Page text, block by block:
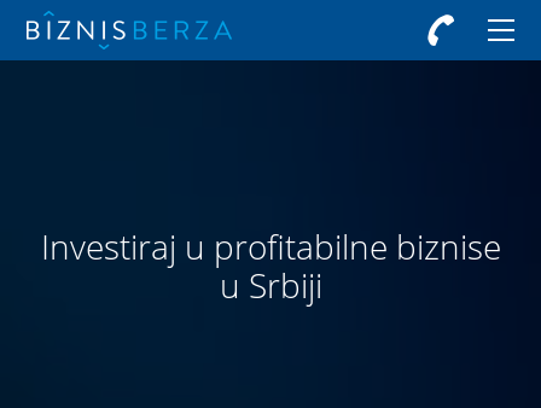
Investiraj u profitabilne biznise
u Srbiji